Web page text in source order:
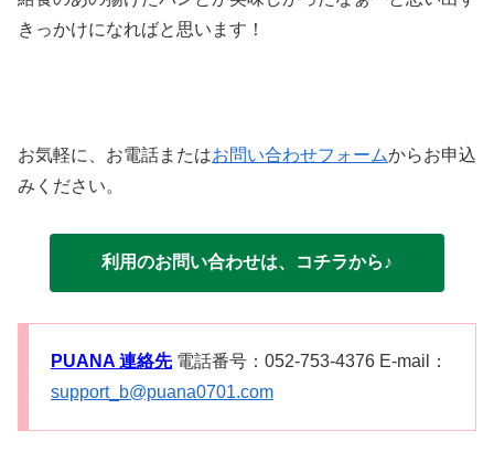
きっかけになればと思います！
お気軽に、お電話またはお問い合わせフォームからお申込
みください。
利用のお問い合わせは、コチラから♪
PUANA 連絡先電話番号：052-753-4376 E-mail：
support_b@puana0701.com